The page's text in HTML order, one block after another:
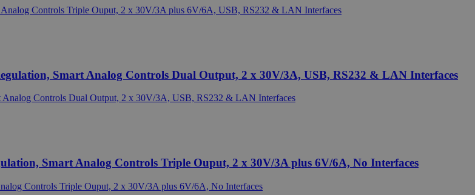
Smart Analog Controls Dual Output, 2 x 30V/3A, USB, RS232 & LAN Interfaces
Smart Analog Controls Triple Ouput, 2 x 30V/3A plus 6V/6A, No Interfaces